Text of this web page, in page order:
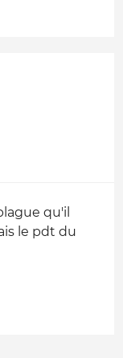
qu'il
le pdt du